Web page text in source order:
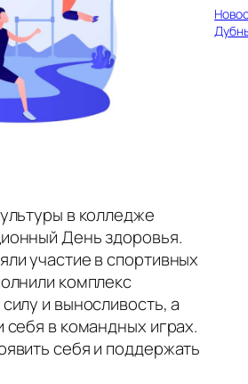
в колледже
День здоровья.
участие в спортивных
комплекс
и выносливость, а
себя в командных играх.
себя и поддержать